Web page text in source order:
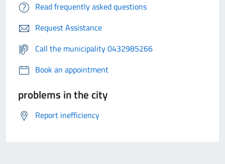
Read frequently asked questions
Request Assistance
Call the municipality 0432985266
Book an appointment
problems in the city
Report inefficiency